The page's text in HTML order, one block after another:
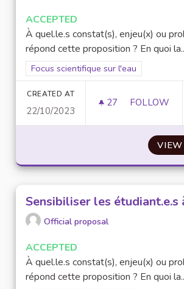
ACCEPTED
À quel.le.s constat(s), enjeu(x) ou
répond cette proposition ? En quoi
Filter results for scope: Focus
Focus scientifique sur l'eau
CREATED AT
22/10/2023
27 27
FOLLOW
Sensibiliser les étudiant.e.s
Official proposal
ACCEPTED
À quel.le.s constat(s), enjeu(x) ou
répond cette proposition ? En quoi